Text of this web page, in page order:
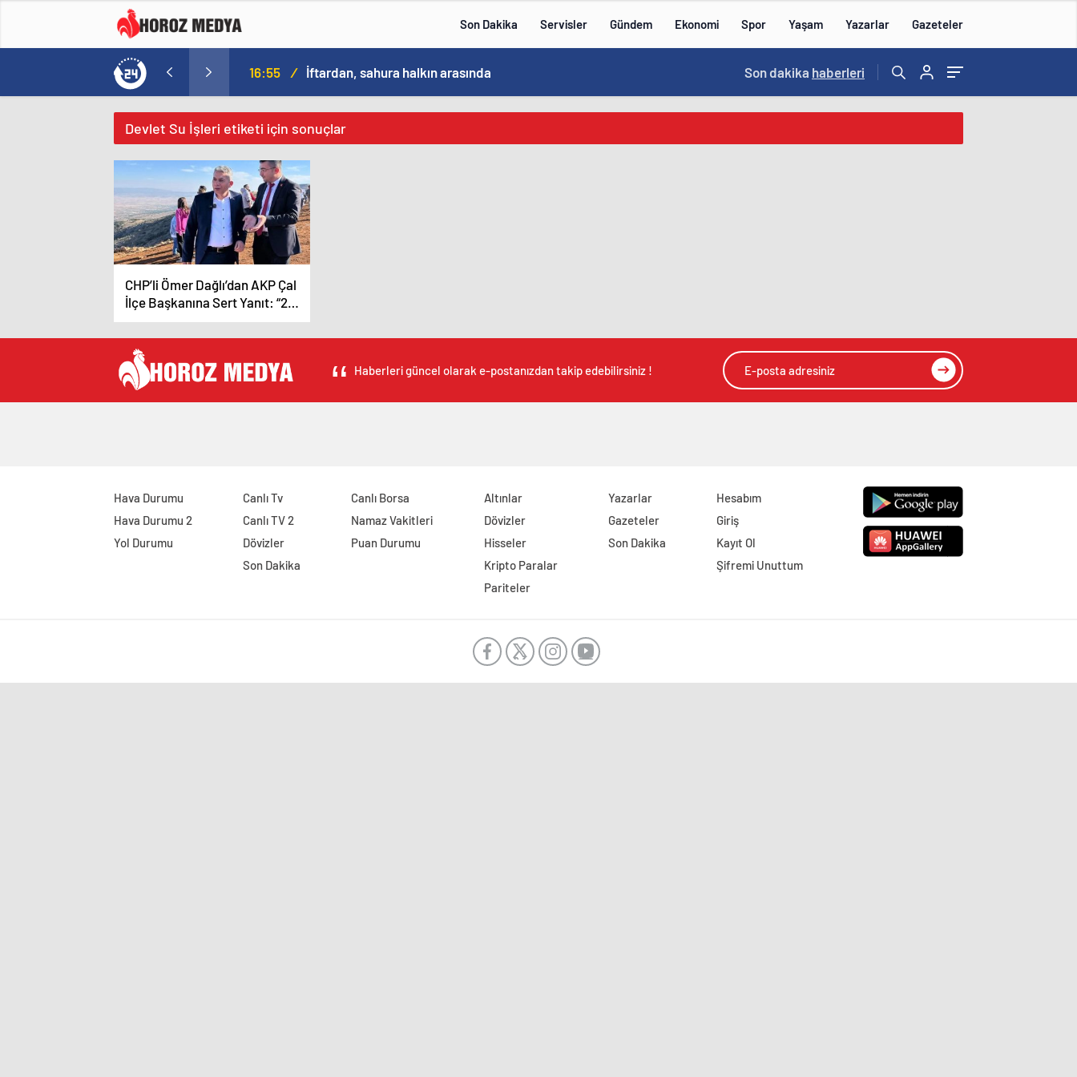
Son Dakika Servisler Gündem Ekonomi Spor Yaşam Yazarlar Gazeteler
16:55 / İftardan, sahura halkın arasında 16:09 /
Son dakika haberleri
Devlet Su İşleri etiketi için sonuçlar
CHP’li Ömer Dağlı’dan AKP Çal
İlçe Başkanına Sert Yanıt: “20
Yıldır Neredeydiniz?”
Haberleri güncel olarak e-postanızdan takip edebilirsiniz !
Hava Durumu
Hava Durumu 2
Yol Durumu
Canlı Tv
Canlı TV 2
Dövizler
Son Dakika
Canlı Borsa
Namaz Vakitleri
Puan Durumu
Altınlar
Dövizler
Hisseler
Kripto Paralar
Pariteler
Yazarlar
Gazeteler
Son Dakika
Hesabım
Giriş
Kayıt Ol
Şifremi Unuttum